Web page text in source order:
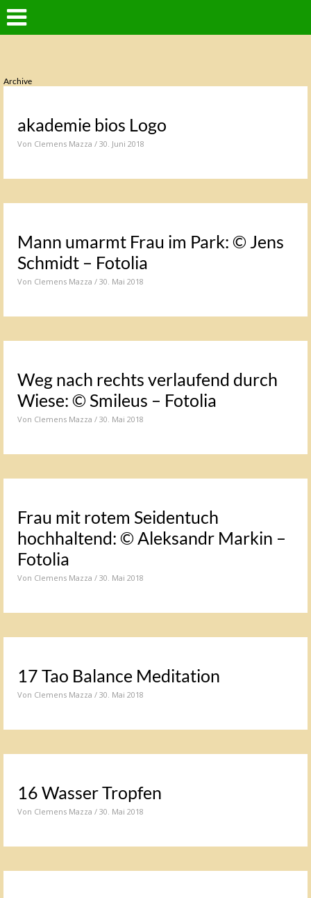
Archive
akademie bios Logo
Von Clemens Mazza / 30. Juni 2018
Mann umarmt Frau im Park: © Jens
Schmidt – Fotolia
Von Clemens Mazza / 30. Mai 2018
Weg nach rechts verlaufend durch
Wiese: © Smileus – Fotolia
Von Clemens Mazza / 30. Mai 2018
Frau mit rotem Seidentuch
hochhaltend: © Aleksandr Markin –
Fotolia
Von Clemens Mazza / 30. Mai 2018
17 Tao Balance Meditation
Von Clemens Mazza / 30. Mai 2018
16 Wasser Tropfen
Von Clemens Mazza / 30. Mai 2018